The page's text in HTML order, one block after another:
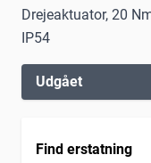
Drejeaktuator, 20
IP54
Udgået
Find erstatning